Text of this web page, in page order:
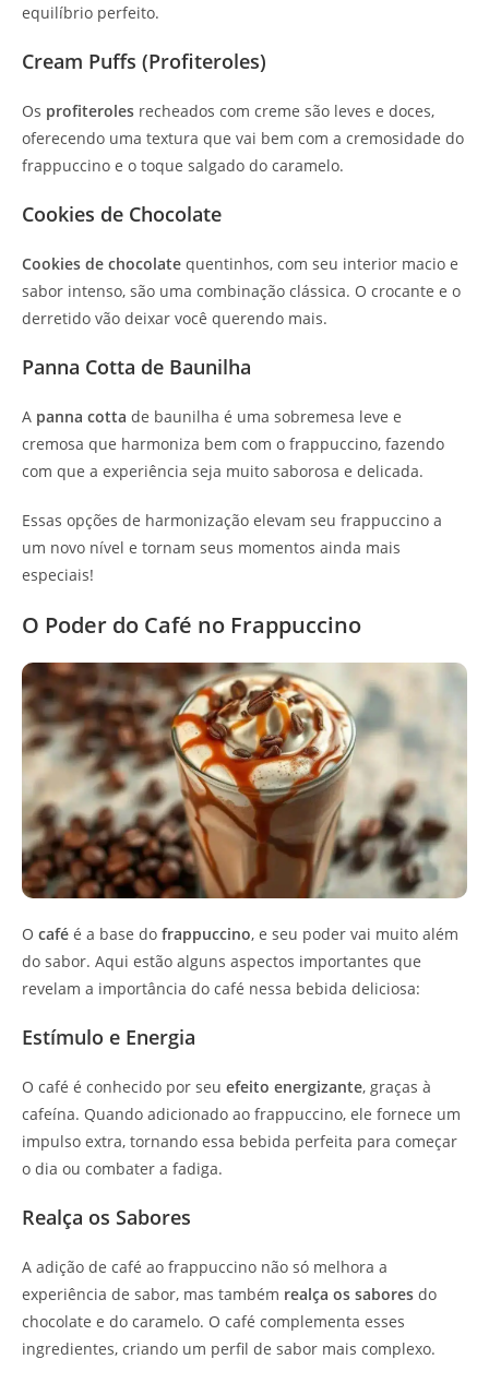
equilíbrio perfeito.
Cream Puffs (Profiteroles)
Os profiteroles recheados com creme são leves e doces,
oferecendo uma textura que vai bem com a cremosidade do
frappuccino e o toque salgado do caramelo.
Cookies de Chocolate
Cookies de chocolate quentinhos, com seu interior macio e
sabor intenso, são uma combinação clássica. O crocante e o
derretido vão deixar você querendo mais.
Panna Cotta de Baunilha
A panna cotta de baunilha é uma sobremesa leve e
cremosa que harmoniza bem com o frappuccino, fazendo
com que a experiência seja muito saborosa e delicada.
Essas opções de harmonização elevam seu frappuccino a
um novo nível e tornam seus momentos ainda mais
especiais!
O Poder do Café no Frappuccino
O café é a base do frappuccino, e seu poder vai muito além
do sabor. Aqui estão alguns aspectos importantes que
revelam a importância do café nessa bebida deliciosa:
Estímulo e Energia
O café é conhecido por seu efeito energizante, graças à
cafeína. Quando adicionado ao frappuccino, ele fornece um
impulso extra, tornando essa bebida perfeita para começar
o dia ou combater a fadiga.
Realça os Sabores
A adição de café ao frappuccino não só melhora a
experiência de sabor, mas também realça os sabores do
chocolate e do caramelo. O café complementa esses
ingredientes, criando um perfil de sabor mais complexo.